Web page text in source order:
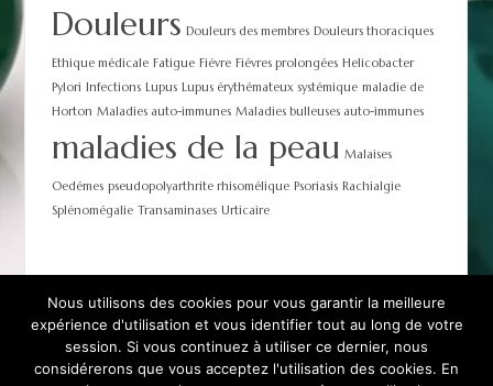
Douleurs Douleurs des membres Douleurs thoraciques
Ethique médicale Fatigue Fiévre Fiévres prolongées Helicobacter
Pylori Infections Lupus Lupus érythémateux systémique maladie de
Horton Maladies auto-immunes Maladies bulleuses auto-immunes
maladies de la peau Malaises
Oedémes pseudopolyarthrite rhisomélique Psoriasis Rachialgie
Splénomégalie Transaminases Urticaire
Contact Conditions Générales
Nous utilisons des cookies pour vous garantir la meilleure
expérience d'utilisation et vous identifier tout au long de votre
session. Si vous continuez à utiliser ce dernier, nous
considérerons que vous acceptez l'utilisation des cookies. En